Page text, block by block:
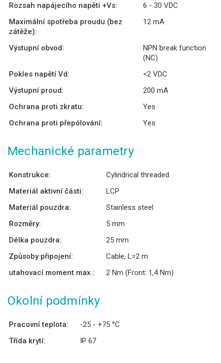
Rozsah napájecího napětí +Vs:
6 - 30 VDC
Maximální spotřeba proudu (bez
zátěže):
12 mA
Výstupní obvod:
NPN break function
(NC)
Pokles napětí Vd:
<2 VDC
Výstupní proud:
200 mA
Ochrana proti zkratu:
Yes
Ochrana proti přepólování:
Yes
Mechanické parametry
Konstrukce:
Cylindrical threaded
Materiál aktivní části:
LCP
Materiál pouzdra:
Stainless steel
Rozměry:
5 mm
Délka pouzdra:
25 mm
Způsoby připojení:
Cable, L=2 m
utahovací moment max.:
2 Nm (Front: 1,4 Nm)
Okolní podmínky
Pracovní teplota:
-25 - +75 °C
Třída krytí:
IP 67